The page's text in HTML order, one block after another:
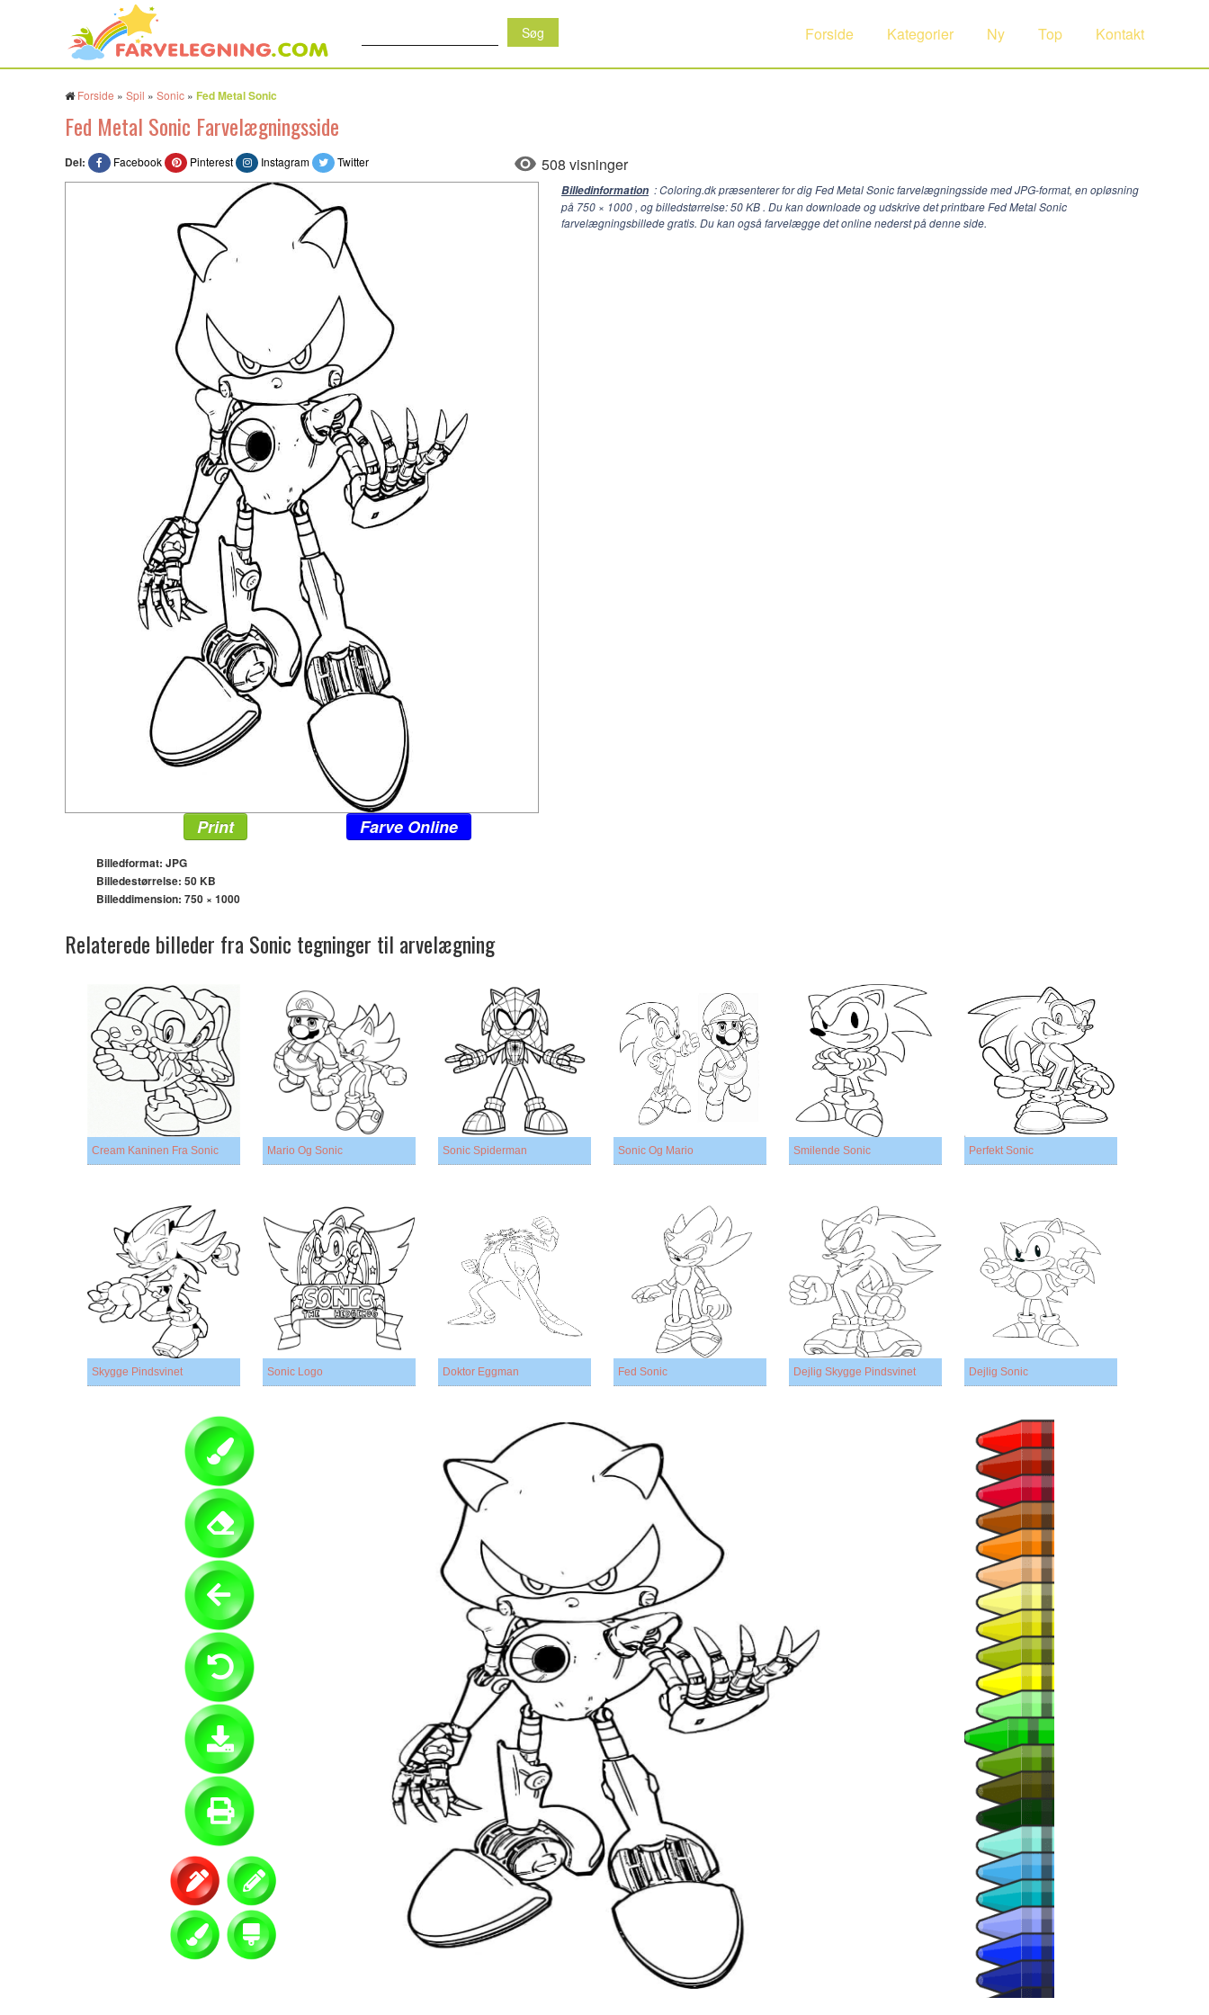
Forside Kategorier Ny Top Kontakt
Forside » Spil » Sonic » Fed Metal Sonic
Fed Metal Sonic Farvelægningsside
Del: Facebook Pinterest Instagram Twitter 508 visninger
Billedinformation : Coloring.dk præsenterer for dig Fed Metal Sonic farvelægningsside med JPG-format, en opløsning
på 750 × 1000 , og billedstørrelse: 50 KB . Du kan downloade og udskrive det printbare Fed Metal Sonic
farvelægningsbillede gratis. Du kan også farvelægge det online nederst på denne side.
Print Farve Online
Billedformat: JPG
Billedestørrelse: 50 KB
Billeddimension: 750 × 1000
Relaterede billeder fra Sonic tegninger til arvelægning
Cream Kaninen Fra Sonic Mario Og Sonic Sonic Spiderman Sonic Og Mario Smilende Sonic Perfekt Sonic
Skygge Pindsvinet Sonic Logo Doktor Eggman Fed Sonic Dejlig Skygge Pindsvinet Dejlig Sonic